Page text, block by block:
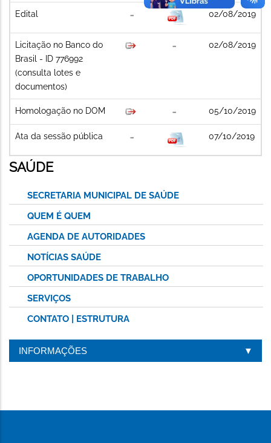
Edital 02/08/2019
Licitação no Banco do
Brasil - ID 776992
(consulta lotes e
documentos)
02/08/2019
Homologação no DOM 05/10/2019
Ata da sessão pública 07/10/2019
SAÚDE
SECRETARIA MUNICIPAL DE SAÚDE
QUEM É QUEM
AGENDA DE AUTORIDADES
NOTÍCIAS SAÚDE
OPORTUNIDADES DE TRABALHO
SERVIÇOS
CONTATO | ESTRUTURA
INFORMAÇÕES